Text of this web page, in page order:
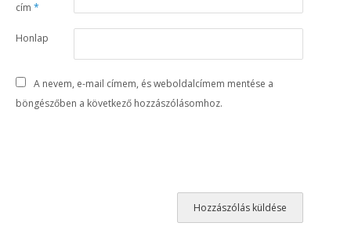
cím*
Honlap
A nevem, e-mail címem, és weboldalcímem mentése a
böngészőben a következő hozzászólásomhoz.